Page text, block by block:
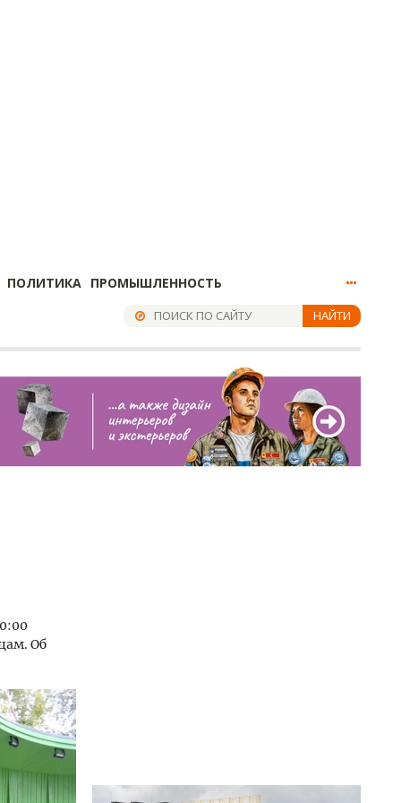
ПОЛИТИКА ПРОМЫШЛЕННОСТЬ
НАЙТИ
Об